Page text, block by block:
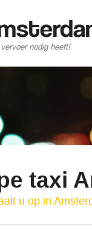
nodig heeft!
taxi
u op in